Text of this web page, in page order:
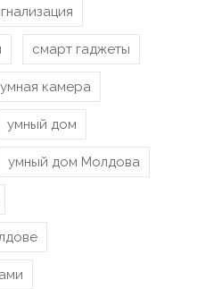
смарт гаджеты
умная камера
умный дом
умный дом Молдова